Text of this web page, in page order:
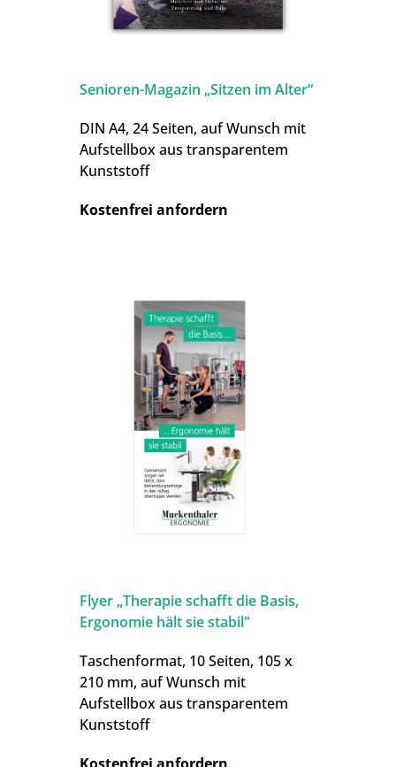
Senioren-Magazin „Sitzen im Alter“
DIN A4, 24 Seiten, auf Wunsch mit
Aufstellbox aus transparentem
Kunststoff
Kostenfrei anfordern
Flyer „Therapie schafft die Basis,
Ergonomie hält sie stabil"
Taschenformat, 10 Seiten, 105 x
210 mm, auf Wunsch mit
Aufstellbox aus transparentem
Kunststoff